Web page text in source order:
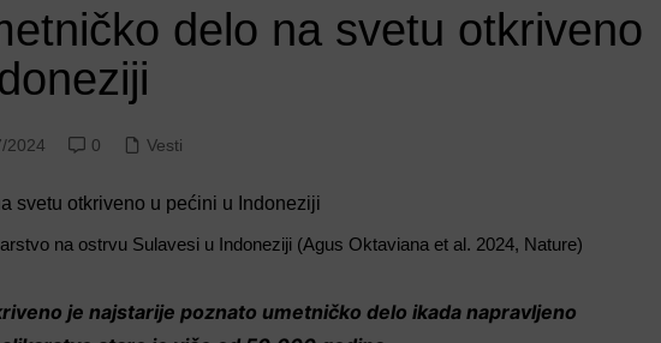
delo na svetu otkriveno
2024 0 Vesti
na ostrvu Sulavesi u Indoneziji (Agus Oktaviana et al. 2024, Nature)
je najstarije poznato umetničko delo ikada napravljeno